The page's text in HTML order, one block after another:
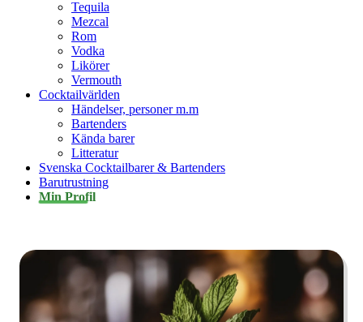
Tequila
Mezcal
Rom
Vodka
Likörer
Vermouth
Cocktailvärlden
Händelser, personer m.m
Bartenders
Kända barer
Litteratur
Svenska Cocktailbarer & Bartenders
Barutrustning
Min Profil